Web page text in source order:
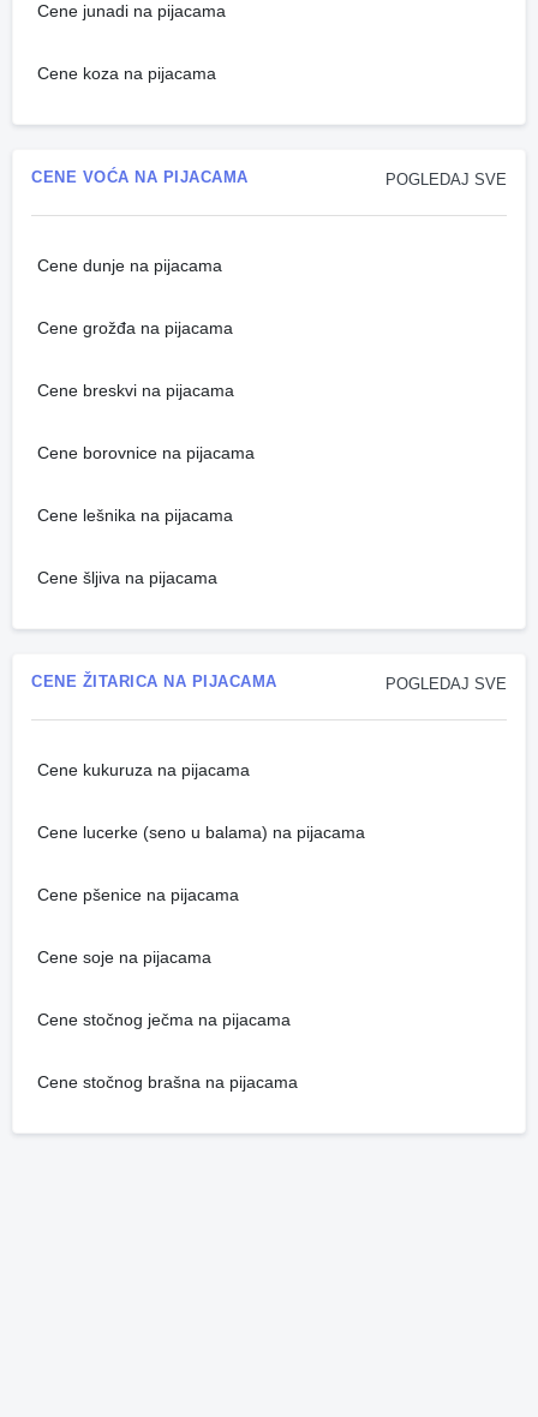
Cene junadi na pijacama
Cene koza na pijacama
POGLEDAJ SVE
CENE VOĆA NA PIJACAMA
Cene dunje na pijacama
Cene grožđa na pijacama
Cene breskvi na pijacama
Cene borovnice na pijacama
Cene lešnika na pijacama
Cene šljiva na pijacama
POGLEDAJ SVE
CENE ŽITARICA NA PIJACAMA
Cene kukuruza na pijacama
Cene lucerke (seno u balama) na pijacama
Cene pšenice na pijacama
Cene soje na pijacama
Cene stočnog ječma na pijacama
Cene stočnog brašna na pijacama